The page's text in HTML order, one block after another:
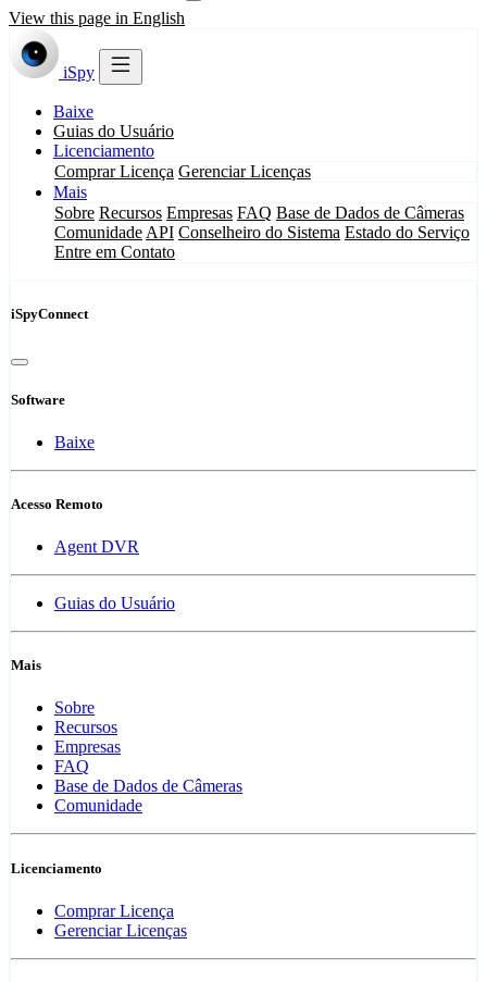
View this page in English
iSpy
Baixe
Guias do Usuário
Licenciamento
Comprar Licença Gerenciar Licenças
Mais
Sobre Recursos Empresas FAQ Base de Dados de Câmeras
Comunidade API Conselheiro do Sistema Estado do Serviço
Entre em Contato
iSpyConnect
Software
Baixe
Acesso Remoto
Agent DVR
Guias do Usuário
Mais
Sobre
Recursos
Empresas
FAQ
Base de Dados de Câmeras
Comunidade
Licenciamento
Comprar Licença
Gerenciar Licenças